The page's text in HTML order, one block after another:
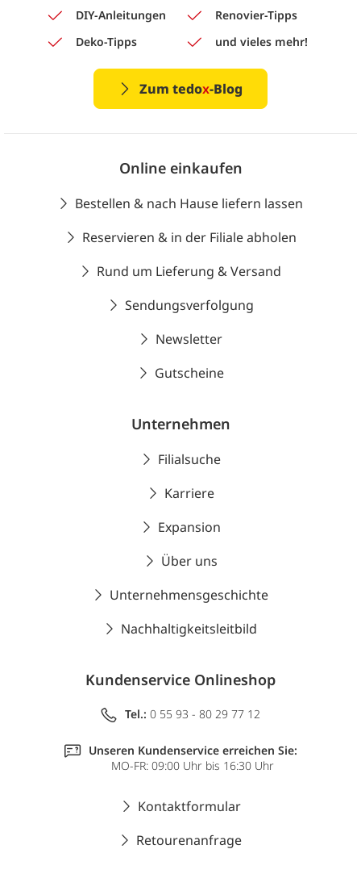
DIY-Anleitungen
Renovier-Tipps
Deko-Tipps
und vieles mehr!
Zum tedox-Blog
Online einkaufen
Bestellen & nach Hause liefern lassen
Reservieren & in der Filiale abholen
Rund um Lieferung & Versand
Sendungsverfolgung
Newsletter
Gutscheine
Unternehmen
Filialsuche
Karriere
Expansion
Über uns
Unternehmensgeschichte
Nachhaltigkeitsleitbild
Kundenservice Onlineshop
Tel.: 0 55 93 - 80 29 77 12
Unseren Kundenservice erreichen Sie:
MO-FR: 09:00 Uhr bis 16:30 Uhr
Kontaktformular
Retourenanfrage